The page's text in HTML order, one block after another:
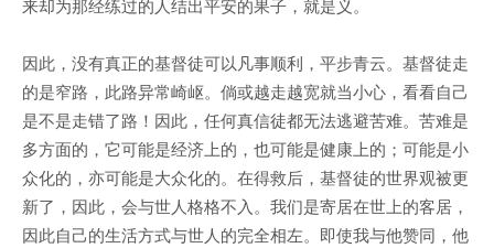
来却为那经练过的人结出平安的果子，就是义。
因此，没有真正的基督徒可以凡事顺利，平步青云。基督徒走
的是窄路，此路异常崎岖。倘或越走越宽就当小心，看看自己
是不是走错了路！因此，任何真信徒都无法逃避苦难。苦难是
多方面的，它可能是经济上的，也可能是健康上的；可能是小
众化的，亦可能是大众化的。在得救后，基督徒的世界观被更
新了，因此，会与世人格格不入。我们是寄居在世上的客居，
因此自己的生活方式与世人的完全相左。即使我与他赞同，他